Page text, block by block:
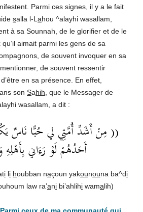
Parmi ces signes, il y a le fait
salla l-L ahou ^alayhi wasallam,
à sa Sounnah, de le glorifier et de le
aimait parmi les gens de sa
de souvent invoquer en sa
de souvent ressentir
en sa présence. En effet,
son Sahih , que le Messager de
wasallam, a dit :
(( مِنْ أَشَدِّ أُمَّتِي لي حُبًّا نَاسٌ
أَحَدُهُمْ لَوْ رَءَاني بِأَهْلِهِ
i li houbban naçoun yakounouna ba^di
law ra’ani bi’ahlihi wamalih)
Parmi ceux de ma communauté qui